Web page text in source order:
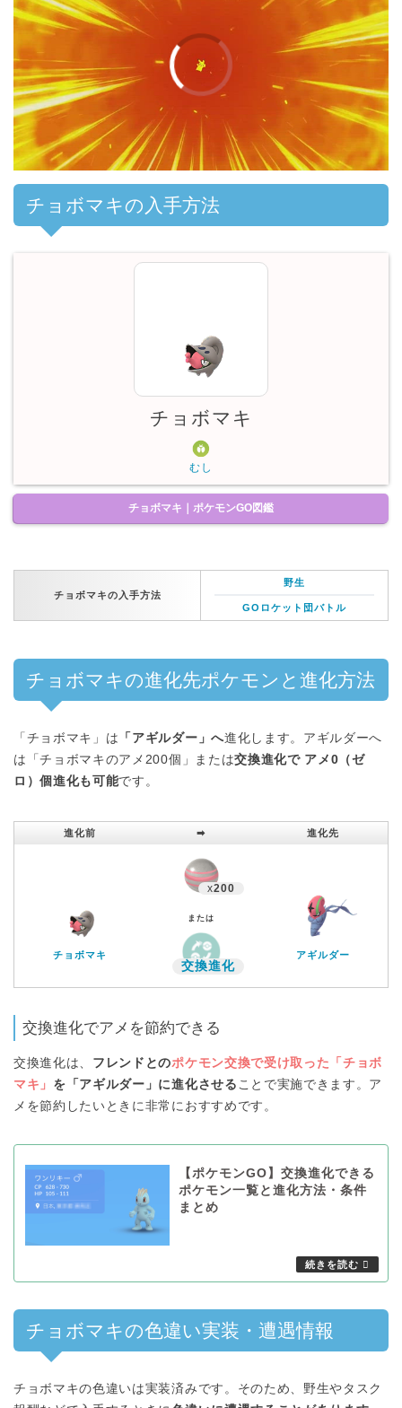
00:00 /01:00
チョボマキの入手方法
チョボマキ
むし
チョボマキ｜ポケモンGO図鑑
チョボマキの入手方法
野生
GOロケット団バトル
チョボマキの進化先ポケモンと進化方法
「チョボマキ」は 「アギルダー」へ進化します。アギルダーへ
は「チョボマキのアメ200個」または交換進化で アメ0（ゼ
ロ）個進化も可能です。
進化前 ➡︎ 進化先
チョボマキ
x200
または
交換進化
アギルダー
交換進化でアメを節約できる
交換進化は、 フレンドとのポケモン交換で受け取った「チョボ
マキ」 を「アギルダー」に進化させる ことで実施できます。ア
メを節約したいときに非常におすすめです。
【ポケモンGO】交換進化できる
ポケモン一覧と進化方法・条件
まとめ
チョボマキの色違い実装・遭遇情報
チョボマキの色違いは実装済みです。そのため、野生やタスク